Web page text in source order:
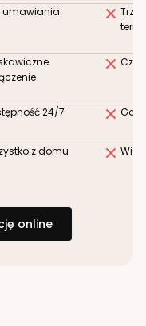
umawiania
24/7
z domu
online